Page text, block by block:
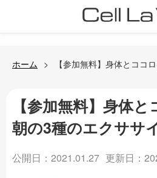
ホーム 【参加無料】身体とココ
【参加無料】身体
朝の3種のエクササ
公開日：2021.01.27 更新日：